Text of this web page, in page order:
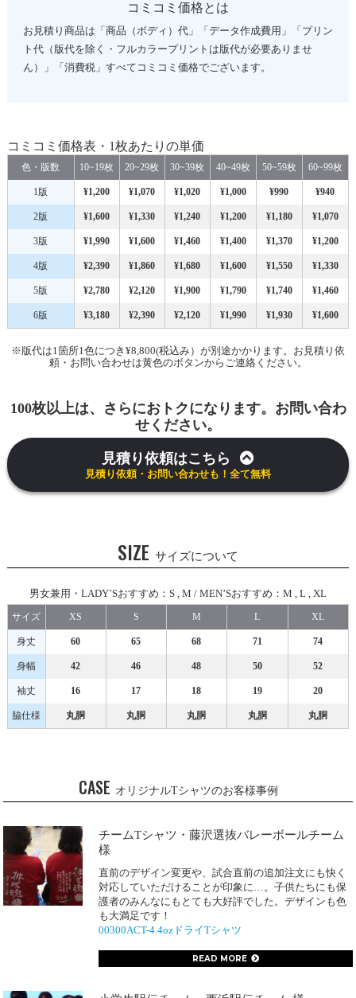
コミコミ価格とは
お見積り商品は「商品（ボディ）代」「データ作成費用」「プリン
ト代（版代を除く・フルカラープリントは版代が必要ありませ
ん）」「消費税」すべてコミコミ価格でございます。
コミコミ価格表・1枚あたりの単価
色・版数 10~19枚 20~29枚 30~39枚 40~49枚 50~59枚 60~99枚
1版 ¥1,200 ¥1,070 ¥1,020 ¥1,000 ¥990 ¥940
2版 ¥1,600 ¥1,330 ¥1,240 ¥1,200 ¥1,180 ¥1,070
3版 ¥1,990 ¥1,600 ¥1,460 ¥1,400 ¥1,370 ¥1,200
4版 ¥2,390 ¥1,860 ¥1,680 ¥1,600 ¥1,550 ¥1,330
5版 ¥2,780 ¥2,120 ¥1,900 ¥1,790 ¥1,740 ¥1,460
6版 ¥3,180 ¥2,390 ¥2,120 ¥1,990 ¥1,930 ¥1,600
※版代は1箇所1色につき¥8,800(税込み）が別途かかります。お見積り依
頼・お問い合わせは黄色のボタンからご連絡ください。
100枚以上は、さらにおトクになります。お問い合わ
せください。
見積り依頼はこちら
見積り依頼・お問い合わせも！全て無料
SIZE サイズについて
男女兼用・LADY’Sおすすめ：S , M / MEN’Sおすすめ：M , L , XL
サイズ XS S M L XL
身丈 60 65 68 71 74
身幅 42 46 48 50 52
袖丈 16 17 18 19 20
脇仕様 丸胴 丸胴 丸胴 丸胴 丸胴
CASE オリジナルTシャツのお客様事例
チームTシャツ・藤沢選抜バレーボールチーム
様
直前のデザイン変更や、試合直前の追加注文にも快く
対応していただけることが印象に…。子供たちにも保
護者のみんなにもとても大好評でした。デザインも色
も大満足です！
00300ACT-4.4ozドライTシャツ
READ MORE